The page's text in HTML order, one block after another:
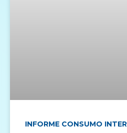
INFORME CONSUMO